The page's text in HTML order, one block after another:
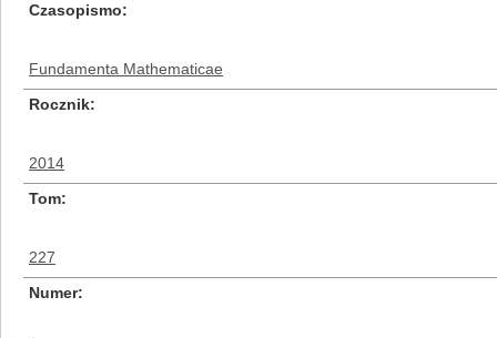
Czasopismo
Fundamenta Mathematicae
Rocznik
2014
Tom
227
Numer